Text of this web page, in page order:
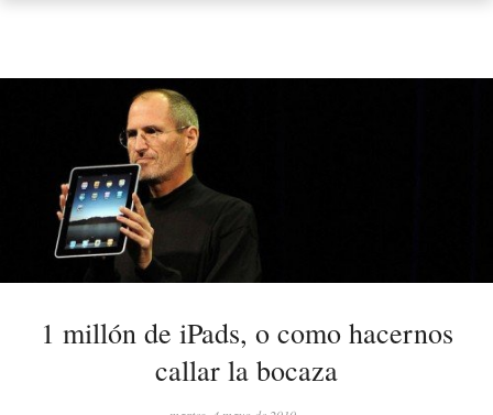
1 millón de iPads, o como hacernos
callar la bocaza